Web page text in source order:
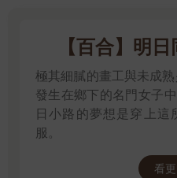
【百合】明
極其細膩的畫工與未成
發生在鄉下的名門女子
日小路的夢想是穿上這
服。
看